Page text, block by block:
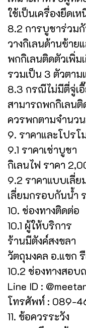
ใช้เป็นเครื่องยึดเ
8.2 การบูชาร่วม
วางกิเลนด้านซ้าย
พกกิเลนติดตัวเพิ่ม
รวมเป็น 3 ตัวตาม
8.3 กรณีไม่มีตี่จู่เ
สามารถพกกิเลน
ควรพกตามจำนว
9. ราคาและโปรโ
9.1 ราคาเช่าบูชา
กิเลนไฟ ราคา
9.2 ราคาแบบเลี่ย
เลี่ยมกรอบกันน้ำ
10. ช่องทางติดต่อ
10.1 ผู้ให้บริการ
ร้านมีตังค์สงขลา
วัตถุมงคล อ.แขก รื
10.2 ช่องทางสอบ
Line ID :
โทรศัพท์ : 089-
11. ข้อควรระวัง